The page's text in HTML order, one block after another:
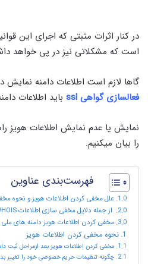
در کنار اثرات مثبتی که اجرای این
است که مشکلاتی نیز در پی خواهد
گاها لازم است اطلاعات دامنه نمایش
فعالسازی گواهی ssl
باید اطلاعات
نمایش یا عدم نمایش اطلاعات هویز
را بیان میکنیم.
فهرست‌بندی عناوین
علل مخفی کردن اطلاعات هویز و نحوه
از جمله دلایل مخفی سازی اطلاعات WHOIS می‌توان به موارد زیر اشاره کرد:
مخفی کردن اطلاعات هویز دامنه های
نحوه مخفی کردن اطلاعات هویز
مخفی کردن اطلاعات هویز بعد ازمراحل ثبت
چگونه تنظیمات حریم خصوصی خود را تغییر